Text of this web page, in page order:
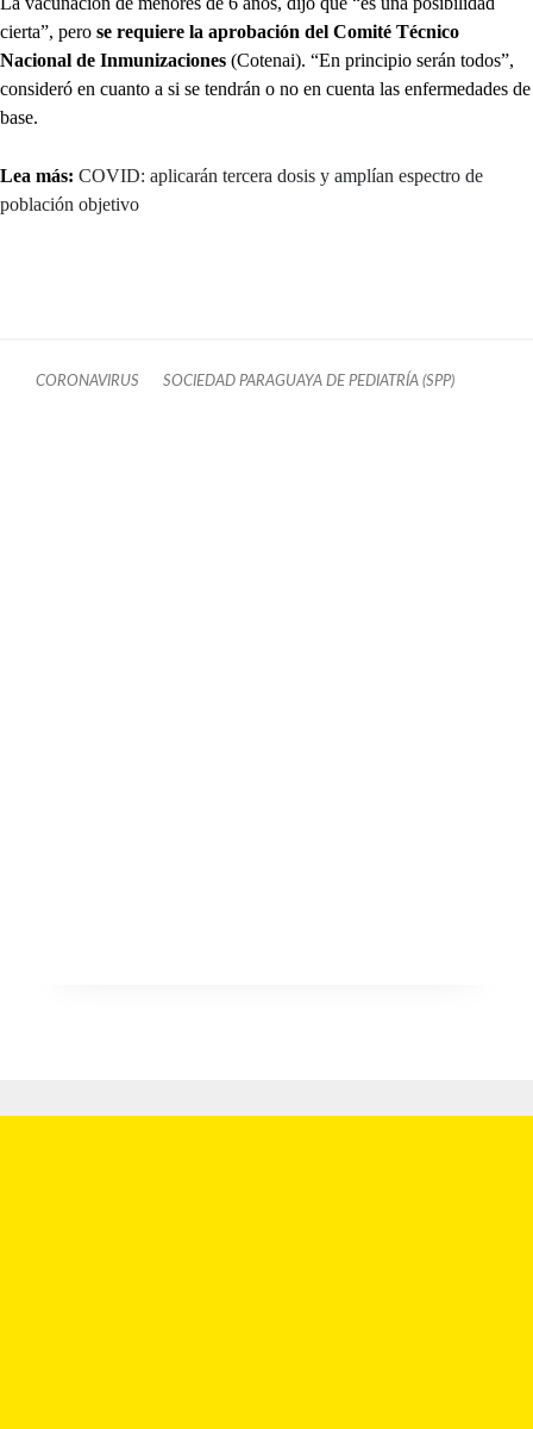
cierta”, pero se requiere la aprobación del Comité Técnico
Nacional de Inmunizaciones (Cotenai). “En principio serán todos”,
consideró en cuanto a si se tendrán o no en cuenta las enfermedades de
base.
Lea más: COVID: aplicarán tercera dosis y amplían espectro de
población objetivo
CORONAVIRUS SOCIEDAD PARAGUAYA DE PEDIATRÍA (SPP)